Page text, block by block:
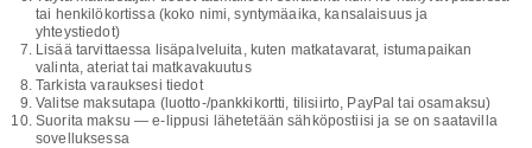
tai henkilökortissa (koko nimi, syntymäaika, kansalaisuus ja
yhteystiedot)
Lisää tarvittaessa lisäpalveluita, kuten matkatavarat, istumapaikan
valinta, ateriat tai matkavakuutus
Tarkista varauksesi tiedot
Valitse maksutapa (luotto-/pankkikortti, tilisiirto, PayPal tai osamaksu)
Suorita maksu — e-lippusi lähetetään sähköpostiisi ja se on saatavilla
sovelluksessa